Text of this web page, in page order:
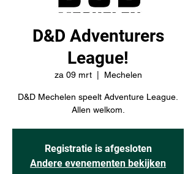
D&D Adventurers
League!
za 09 mrt
  |
Mechelen
D&D Mechelen speelt Adventure League.
Allen welkom.
Registratie is afgesloten
Andere evenementen bekijken